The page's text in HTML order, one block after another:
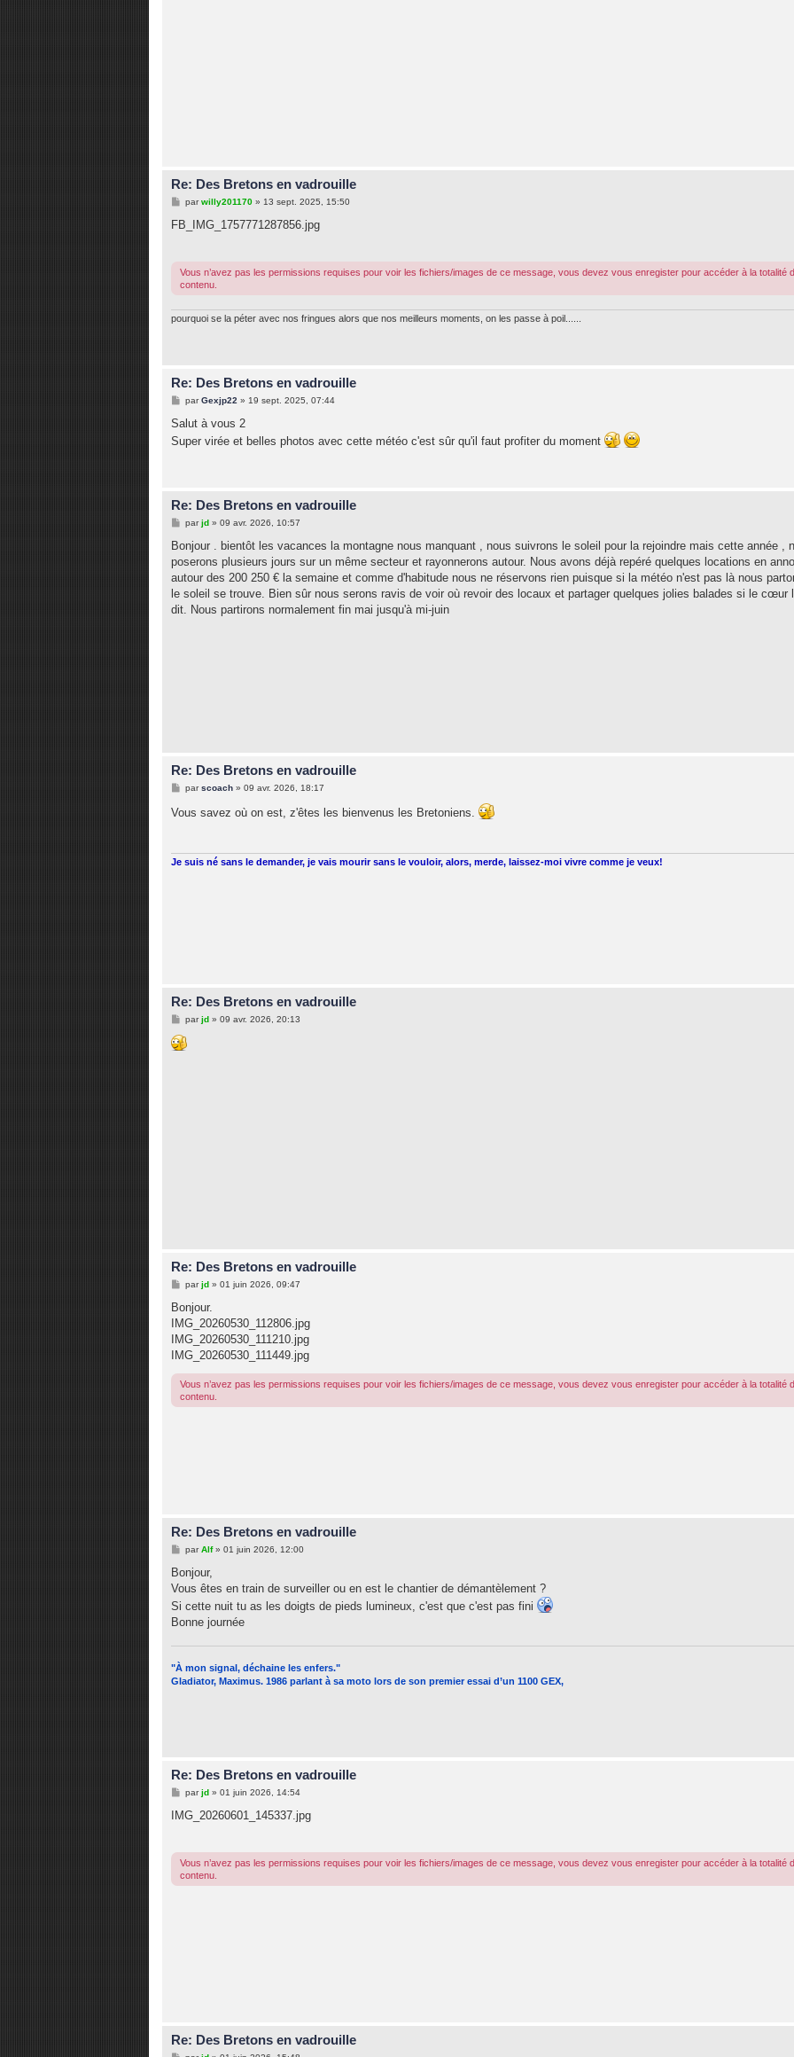
Re: Des Bretons en vadrouille
M
s
s
parwilly201170» 13 sept. 2025, 15:50
FB_IMG_1757771287856.jpg
Vous n’avez pas les permissions requises pour voir les fichiers/images de ce message, vous devez vous enregister pour accéder à la totalité
contenu.
pourquoi se la péter avec nos fringues alors que nos meilleurs moments, on les passe à poil......
Re: Des Bretons en vadrouille
M
s
a
parGexjp22 » 19 sept. 2025, 07:44
Salut à vous 2
Super virée et belles photos avec cette météo c'est sûr qu'il faut profiter du moment
Re: Des Bretons en vadrouille
M
s
a
g
parjd» 09 avr. 2026, 10:57
Bonjour . bientôt les vacances la montagne nous manquant , nous suivrons le soleil pour la rejoindre mais cette année ,
poserons plusieurs jours sur un même secteur et rayonnerons autour. Nous avons déjà repéré quelques locations en
autour des 200 250 € la semaine et comme d'habitude nous ne réservons rien puisque si la météo n'est pas là nous
le soleil se trouve. Bien sûr nous serons ravis de voir où revoir des locaux et partager quelques jolies balades si le cœur
dit. Nous partirons normalement fin mai jusqu'à mi-juin
Re: Des Bretons en vadrouille
M
s
parscoach» 09 avr. 2026, 18:17
Vous savez où on est, z'êtes les bienvenus les Bretoniens.
Je suis né sans le demander, je vais mourir sans le vouloir, alors, merde, laissez-moi vivre comme je veux!
Re: Des Bretons en vadrouille
M
s
s
parjd» 09 avr. 2026, 20:13
Re: Des Bretons en vadrouille
M
s
a
g
parjd» 01 juin 2026, 09:47
Bonjour.
IMG_20260530_112806.jpg
IMG_20260530_111210.jpg
IMG_20260530_111449.jpg
Vous n’avez pas les permissions requises pour voir les fichiers/images de ce message, vous devez vous enregister pour accéder à la totalité
contenu.
Re: Des Bretons en vadrouille
M
s
a
e
parAlf» 01 juin 2026, 12:00
Bonjour,
Vous êtes en train de surveiller ou en est le chantier de démantèlement ?
Si cette nuit tu as les doigts de pieds lumineux, c'est que c'est pas fini
Bonne journée
"À mon signal, déchaine les enfers."
Gladiator, Maximus. 1986 parlant à sa moto lors de son premier essai d’un 1100 GEX,
Re: Des Bretons en vadrouille
M
s
e
parjd» 01 juin 2026, 14:54
IMG_20260601_145337.jpg
Vous n’avez pas les permissions requises pour voir les fichiers/images de ce message, vous devez vous enregister pour accéder à la totalité
contenu.
Re: Des Bretons en vadrouille